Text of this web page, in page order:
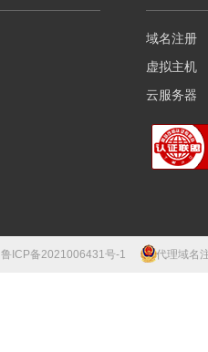
域名注册
虚拟主机
云服务器
鲁ICP备2021006431号-1 代理域名注